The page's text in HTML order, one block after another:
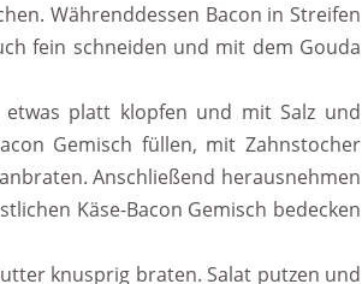
Währenddessen Bacon in Streifen
fein schneiden und mit dem Gouda
platt klopfen und mit Salz und
Gemisch füllen, mit Zahnstocher
Anschließend herausnehmen
Käse-Bacon Gemisch bedecken
knusprig braten. Salat putzen und